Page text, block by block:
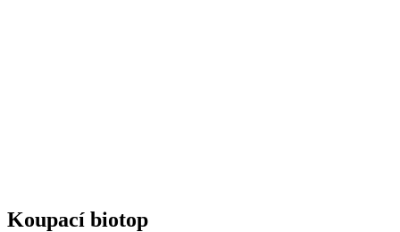
Koupací biotop